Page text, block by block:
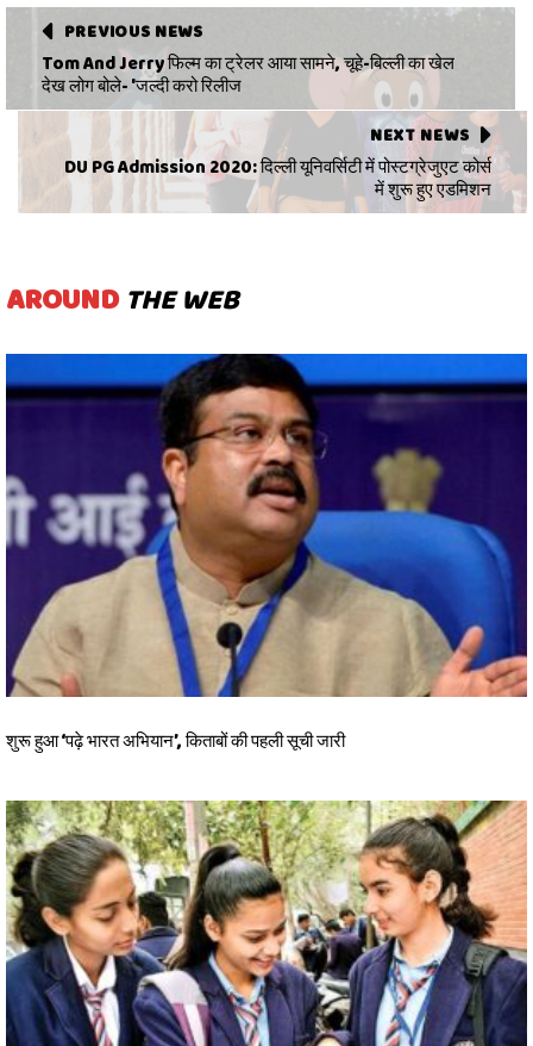
PREVIOUS NEWS
Tom And Jerry फिल्म का ट्रेलर आया सामने, चूहे-बिल्ली का खेल
देख लोग बोले- 'जल्दी करो रिलीज
NEXT NEWS
DU PG Admission 2020: दिल्ली यूनिवर्सिटी में पोस्टग्रेजुएट कोर्स
में शुरू हुए एडमिशन
AROUND THE WEB
शुरू हुआ ‘पढ़े भारत अभियान’, किताबों की पहली सूची जारी